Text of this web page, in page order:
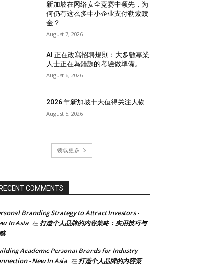
新加坡在网络安全竞赛中领先，为
何仍有这么多中小企业支付勒索赎
金？
August 7, 2026
AI 正在改寫招聘規則：大多數專業
人士正在為錯誤的考驗做準備。
August 6, 2026
2026 年新加坡十大值得关注人物
August 5, 2026
装载更多
COMMENTS
Branding Strategy to Attract Investors -
In Asia 在 打造个人品牌的内容策略：实用技巧与
Academic Personal Brands for Industry
- New In Asia 在 打造个人品牌的内容策